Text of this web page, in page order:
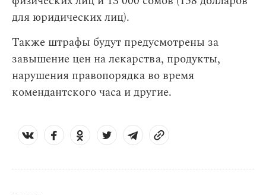
для юридических лиц).
Также штрафы будут предусмотрены за
завышение цен на лекарства, продукты,
нарушения правопорядка во время
комендантского часа и другие.